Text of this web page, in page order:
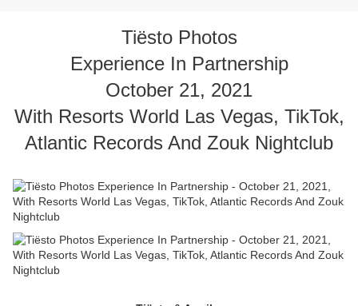
Tiësto Photos
Experience In Partnership
October 21, 2021
With Resorts World Las Vegas, TikTok,
Atlantic Records And Zouk Nightclub